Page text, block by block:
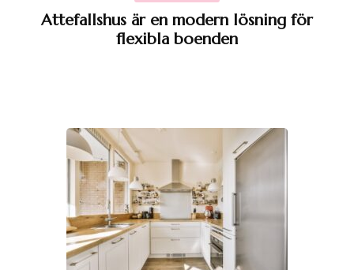
Attefallshus är en modern lösning för
flexibla boenden